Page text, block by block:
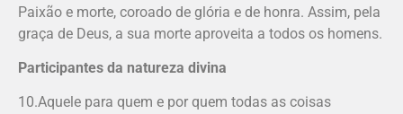
Paixão e morte, coroado de glória e de honra. Assim, pela
graça de Deus, a sua morte aproveita a todos os homens.
Participantes da natureza divina
10.Aquele para quem e por quem todas as coisas